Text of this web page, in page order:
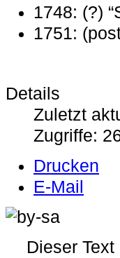
1748: (?)
1751:
Details
Zuletzt
Zugriffe:
Drucken
E-Mail
Dieser